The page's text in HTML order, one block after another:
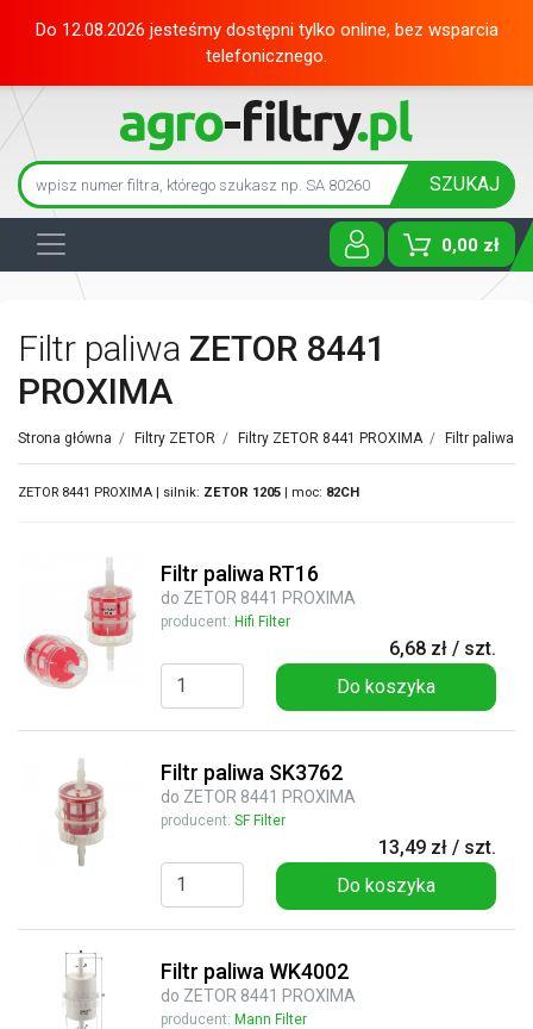
Do 12.08.2026 jesteśmy dostępni tylko online, bez wsparcia
telefonicznego.
SZUKAJ
0,00 zł
Toggle
Filtr paliwa ZETOR 8441
PROXIMA
Strona główna / Filtry ZETOR / Filtry ZETOR 8441 PROXIMA/ Filtr paliwa
ZETOR 8441 PROXIMA | silnik: ZETOR 1205 | moc: 82CH
Filtr paliwa RT16
do ZETOR 8441 PROXIMA
producent: Hifi Filter
6,68 zł / szt.
Do koszyka
Filtr paliwa SK3762
do ZETOR 8441 PROXIMA
producent: SF Filter
13,49 zł / szt.
Do koszyka
Filtr paliwa WK4002
do ZETOR 8441 PROXIMA
producent: Mann Filter